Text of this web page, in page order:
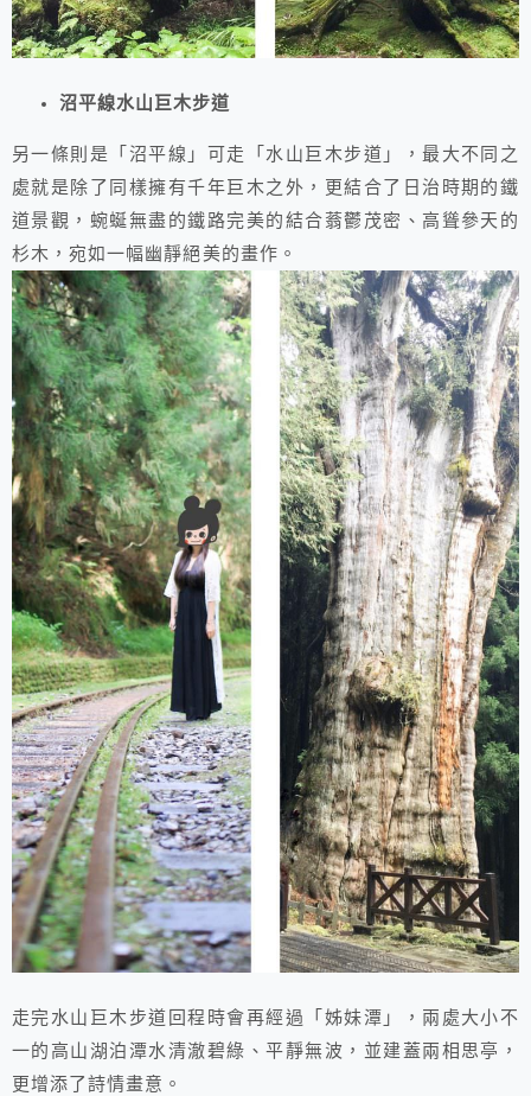
沼平線水山巨木步道
另一條則是「沼平線」可走「水山巨木步道」，最大不同之
處就是除了同樣擁有千年巨木之外，更結合了日治時期的鐵
道景觀，蜿蜒無盡的鐵路完美的結合蓊鬱茂密、高聳參天的
杉木，宛如一幅幽靜絕美的畫作。
走完水山巨木步道回程時會再經過「姊妹潭」，兩處大小不
一的高山湖泊潭水清澈碧綠、平靜無波，並建蓋兩相思亭，
更增添了詩情畫意。